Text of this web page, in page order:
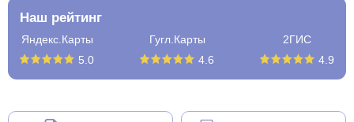
Наш рейтинг
Яндекс.Карты
5.0
Гугл.Карты
4.6
2ГИС
4.9